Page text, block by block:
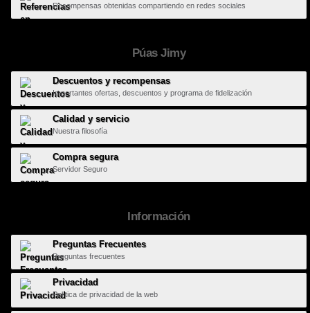
Recompensas obtenidas compartiendo en redes sociales
Púas Jimy
Descuentos y recompensas
Importantes ofertas, descuentos y programa de fidelización
Calidad y servicio
Nuestra filosofía
Compra segura
Servidor Seguro
Información
Preguntas Frecuentes
Preguntas frecuentes
Privacidad
Política de privacidad de la web